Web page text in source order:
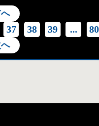
37 38 39 ... 80